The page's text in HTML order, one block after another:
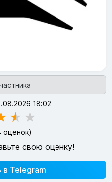
18:02
★ ★
оценок)
свою оценку!
в Telegram